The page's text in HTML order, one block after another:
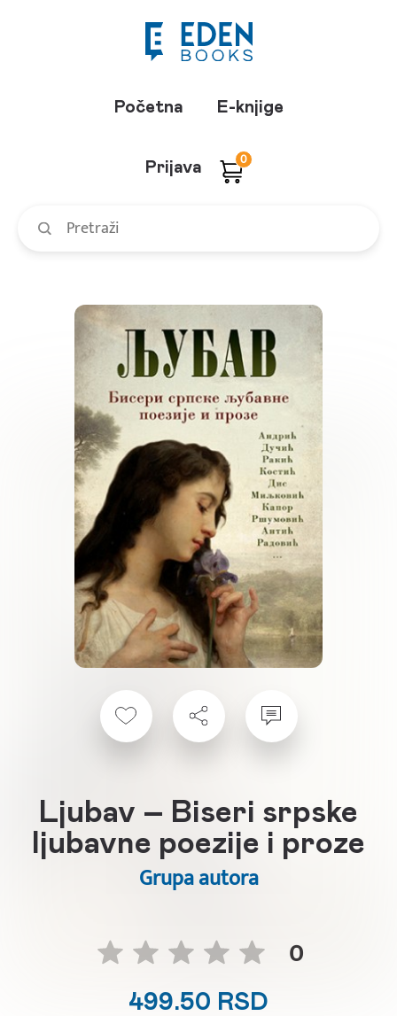
Početna E-knjige
Prijava 0
Ljubav – Biseri srpske
ljubavne poezije i proze
Grupa autora
0
499.50 RSD